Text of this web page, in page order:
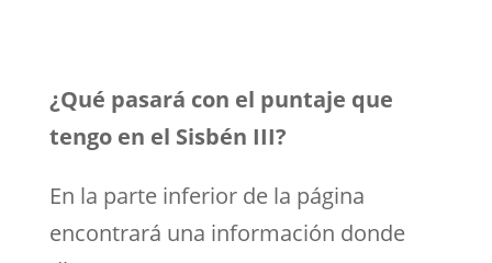
¿Qué pasará con el puntaje que
tengo en el Sisbén III?
En la parte inferior de la página
encontrará una información donde